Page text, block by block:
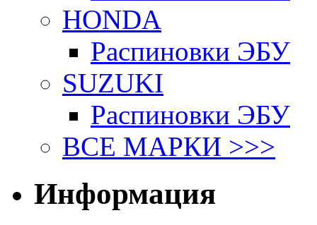
HONDA
Распиновки ЭБУ
SUZUKI
Распиновки ЭБУ
ВСЕ МАРКИ >>>
Информация